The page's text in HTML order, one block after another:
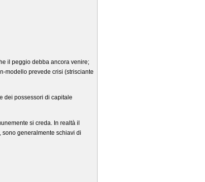
il peggio debba ancora venire;
modello prevede crisi (strisciante
dei possessori di capitale
si creda. In realtà il
generalmente schiavi di